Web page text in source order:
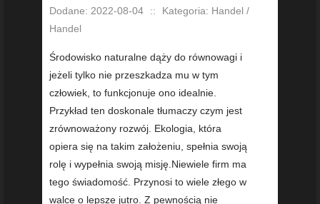
Dodane: 2022-08-04 ::
Kategoria: Handel /
Handel
Środowisko naturalne dąży do równowagi i
jeżeli tylko nie przeszkadza mu w tym
człowiek, to funkcjonuje ono idealnie.
Przykład ten doskonale tłumaczy czym jest
zrównoważony rozwój. Ekologia, która
opiera się na takim założeniu, spełnia swoją
rolę i wypełnia swoją misję.Niewiele firm ma
tego świadomość. Przynosi to wiele złego w
walce o lepsze jutro. Z pewnością nie